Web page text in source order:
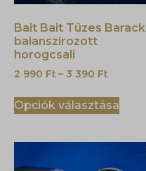
Bait Bait Tüzes Barack
balanszírozott
horogcsali
2 990 Ft – 3 390 Ft
Opciók választása